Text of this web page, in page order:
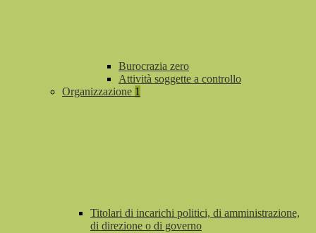
Burocrazia zero
Attività soggette a controllo
Organizzazione 1
Titolari di incarichi politici, di amministrazione,
di direzione o di governo